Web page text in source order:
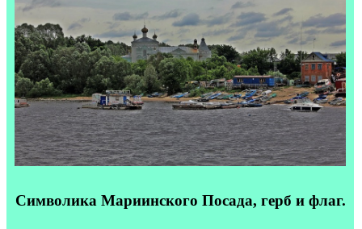
Символика Мариинского Посада, герб и флаг.